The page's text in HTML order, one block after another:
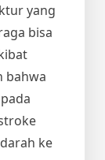
yang
bisa
bahwa
ke